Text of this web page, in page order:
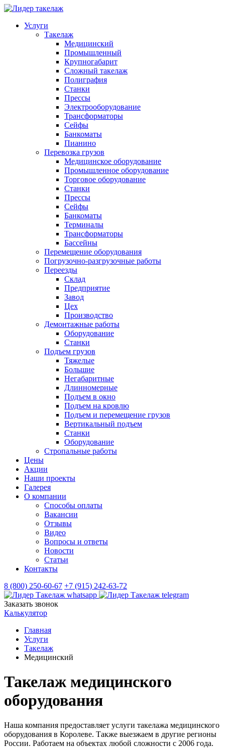
Услуги
Такелаж
Медицинский
Промышленный
Крупногабарит
Сложный такелаж
Полиграфия
Станки
Прессы
Электрооборудование
Трансформаторы
Сейфы
Банкоматы
Пианино
Перевозка грузов
Медицинское оборудование
Промышленное оборудование
Торговое оборудование
Станки
Прессы
Сейфы
Банкоматы
Терминалы
Трансформаторы
Бассейны
Перемещение оборудования
Погрузочно-разгрузочные работы
Переезды
Склад
Предприятие
Завод
Цех
Производство
Демонтажные работы
Оборудование
Станки
Подъем грузов
Тяжелые
Большие
Негабаритные
Длинномерные
Подъем в окно
Подъем на кровлю
Подъем и перемещение грузов
Вертикальный подъем
Станки
Оборудование
Стропальные работы
Цены
Акции
Наши проекты
Галерея
О компании
Способы оплаты
Вакансии
Отзывы
Видео
Вопросы и ответы
Новости
Статьи
Контакты
8 (800) 250-60-67 +7 (915) 242-63-72
Заказать звонок
Калькулятор
Главная
Услуги
Такелаж
Медицинский
Такелаж медицинского
оборудования
Наша компания предоставляет услуги такелажа медицинского
оборудования в Королеве. Также выезжаем в другие регионы
России. Работаем на объектах любой сложности с 2006 года.